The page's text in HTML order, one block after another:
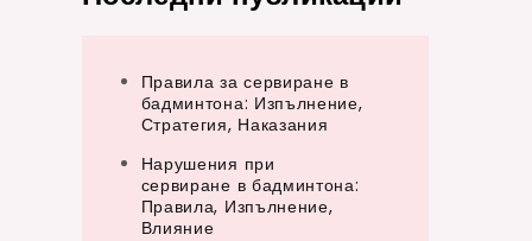
Правила за сервиране в
бадминтона: Изпълнение,
Стратегия, Наказания
Нарушения при
сервиране в бадминтона:
Правила, Изпълнение,
Влияние